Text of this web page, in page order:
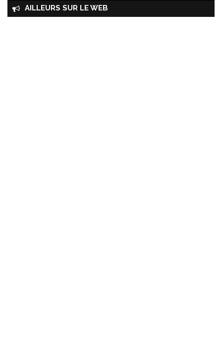
AILLEURS SUR LE WEB